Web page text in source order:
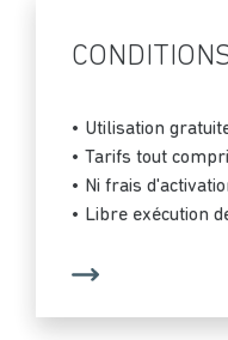
• Utilisation
• Tarifs tout
• Ni frais
• Libre exécution